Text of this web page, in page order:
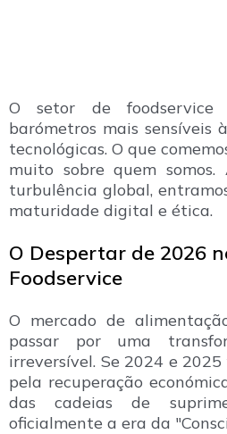
O setor de
barómetros mais sensíveis
tecnológicas. O que
muito sobre quem
turbulência global,
maturidade digital e ética.
O Despertar de 2026
Foodservice
O mercado de
passar por uma
irreversível. Se 2024 e
pela recuperação
das cadeias de
oficialmente a era da